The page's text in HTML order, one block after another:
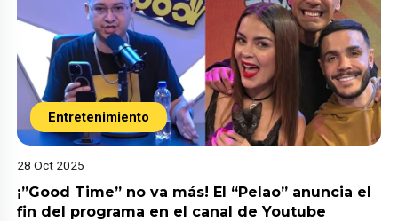
Entretenimiento
28 Oct 2025
¡”Good Time” no va más! El “Pelao” anuncia el
fin del programa en el canal de Youtube